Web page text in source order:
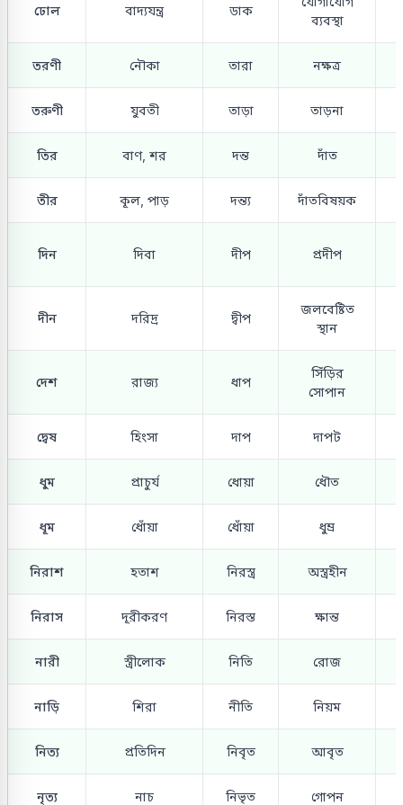
ঢোল বাদ্যযন্ত্র ডাক
ব্যবস্থা
তরণী নৌকা তারা নক্ষত্র
তরুণী যুবতী তাড়া তাড়না
তির বাণ, শর দন্ত দাঁত
তীর কূল, পাড় দন্ত্য দাঁতবিষয়ক
দিন দিবা দীপ প্রদীপ
দীন দরিদ্র দ্বীপ
জলবেষ্টিত
স্থান
দেশ রাজ্য ধাপ
সিঁড়ির
সোপান
দ্বেষ হিংসা দাপ দাপট
ধুম প্রাচুর্য ধোয়া ধৌত
ধূম ধোঁয়া ধোঁয়া ধুম্র
নিরাশ হতাশ নিরস্ত্র অস্ত্রহীন
নিরাস দূরীকরণ নিরস্ত ক্ষান্ত
নারী স্ত্রীলোক নিতি রোজ
নাড়ি শিরা নীতি নিয়ম
নিত্য প্রতিদিন নিবৃত আবৃত
নৃত্য নাচ নিভৃত গোপন